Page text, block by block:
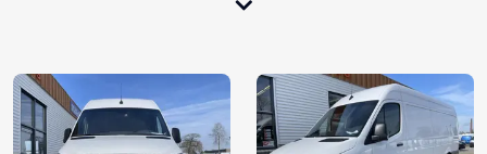
Bandenspanningscontrolesysteem
Centrale deurvergrendeling met afstandsbediening
Dimlichten automatisch
Elektrische ramen voor